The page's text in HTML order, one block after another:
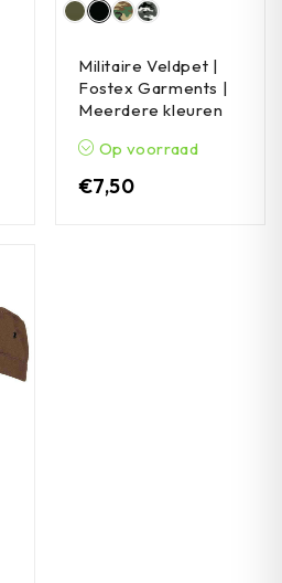
Militaire Veldpet |
Fostex Garments |
Meerdere kleuren
Op voorraad
€7,50